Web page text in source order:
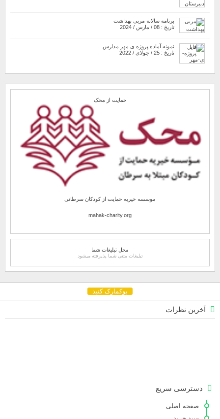
برنامه سالانه مربی بهداشت
تاریخ : 08 / مارس / 2024
نمونه آماده پروژه ی مهر مدارس
تاریخ : 25 / جولای / 2022
حمایت از محک
موسسه خیریه حمایت از کودکان سرطانی
mahak-charity.org
محل تبلیغات شما
تبلیغات متنی شما پذیرفته میشود
بوکمارک کنید
آخرین نظرات
دسترسی سریع
صفحه اصلی